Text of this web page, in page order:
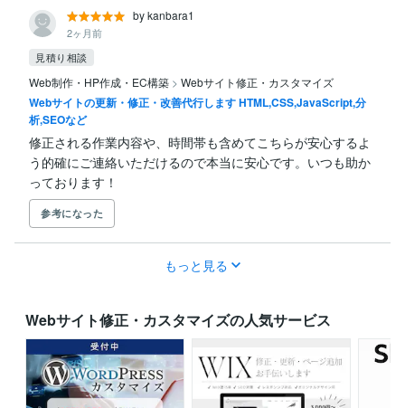
by kanbara1
2ヶ月前
見積り相談
Web制作・HP作成・EC構築 > Webサイト修正・カスタマイズ
Webサイトの更新・修正・改善代行します HTML,CSS,JavaScript,分
析,SEOなど
修正される作業内容や、時間帯も含めてこちらが安心するよ
う的確にご連絡いただけるので本当に安心です。いつも助か
っております！
参考になった
もっと見る
Webサイト修正・カスタマイズの人気サービス